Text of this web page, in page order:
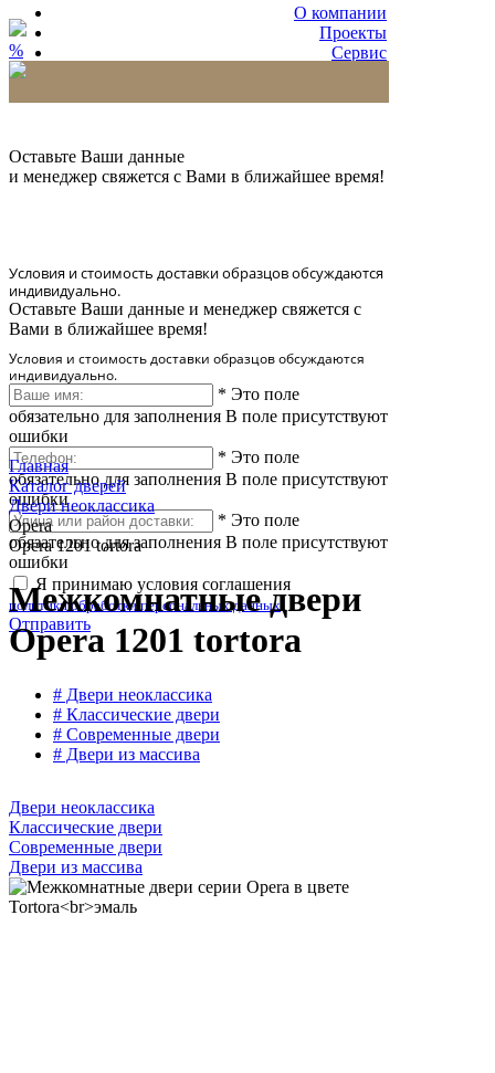
О компании
Проекты
Сервис
%
Оставьте Ваши данные
и менеджер свяжется с Вами в ближайшее время!
Условия и стоимость доставки образцов обсуждаются
индивидуально.
Оставьте Ваши данные и менеджер свяжется с
Вами в ближайшее время!
Условия и стоимость доставки образцов обсуждаются
индивидуально.
* Это поле
обязательно для заполнения В поле присутствуют
ошибки
* Это поле
обязательно для заполнения В поле присутствуют
ошибки
* Это поле
обязательно для заполнения В поле присутствуют
ошибки
Я принимаю условия соглашения
политики обработки персональных данных
Отправить
Главная
Каталог дверей
Двери неоклассика
Opera
Opera 1201 tortora
Межкомнатные двери
Opera 1201 tortora
# Двери неоклассика
# Классические двери
# Современные двери
# Двери из массива
Двери неоклассика
Классические двери
Современные двери
Двери из массива